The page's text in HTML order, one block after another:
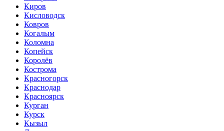
Киров
Кисловодск
Ковров
Когалым
Коломна
Копейск
Королёв
Кострома
Красногорск
Краснодар
Красноярск
Курган
Курск
Кызыл